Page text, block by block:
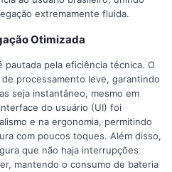
extremamente fluida.
Otimizada
pela eficiência técnica. O
processamento leve, garantindo
seja instantâneo, mesmo em
do usuário (UI) foi
e na ergonomia, permitindo
com poucos toques. Além disso,
que não haja interrupções
mantendo o consumo de bateria